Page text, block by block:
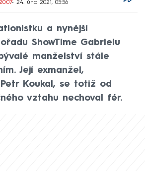
• 24. úno 2021, 05:56
a nynější
ShowTime Gabrielu
manželství stále
Její exmanžel,
Koukal, se totiž od
vztahu nechoval fér.